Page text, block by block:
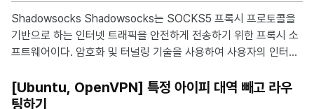
방향 DNS(Reverse DNS) 조회를 수행
Shadowsocks Shadowsocks는 SOCKS5 프록시 프로토콜을
기반으로 하는 인터넷 트래픽을 안전하게 전송하기 위한 프록시 소
프트웨어이다. 암호화 및 터널링 기술을 사용하여 사용자의 인터넷
로 사용된다. 이처럼 사용자가 개인 정보를 보호하고 인터넷 검열을
피하기 위해 사용하지만 기업에서 원격 액세스 및 보안 터널링에도
[Ubuntu, OpenVPN] 특정 아이피 대역 빼고 라우
팅하기